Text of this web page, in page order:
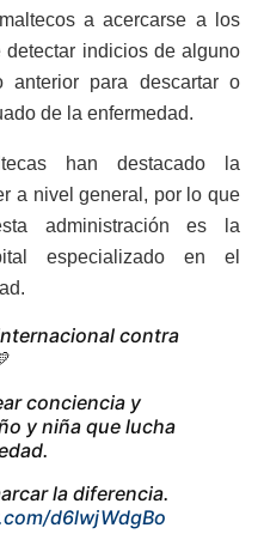
a acercarse a los
indicios de alguno
anterior para descartar o
de la enfermedad.
han destacado la
a nivel general, por lo que
administración es la
especializado en el
contra
conciencia y
y niña que lucha
la diferencia.
d6lwjWdgBo